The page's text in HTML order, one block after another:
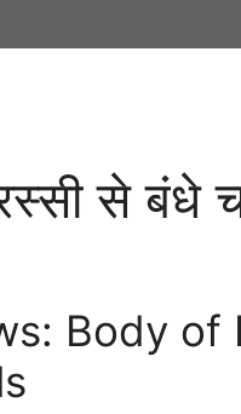
से बंधे
Body of